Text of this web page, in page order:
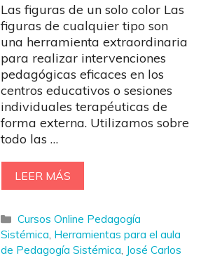
Las figuras de un solo color Las
figuras de cualquier tipo son
una herramienta extraordinaria
para realizar intervenciones
pedagógicas eficaces en los
centros educativos o sesiones
individuales terapéuticas de
forma externa. Utilizamos sobre
todo las …
LEER MÁS
Categorías
Cursos Online Pedagogía
Sistémica, Herramientas para el aula
de Pedagogía Sistémica, José Carlos